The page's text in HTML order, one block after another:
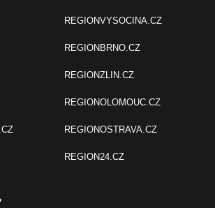
REGIONVYSOCINA.CZ
REGIONBRNO.CZ
REGIONZLIN.CZ
REGIONOLOMOUC.CZ
REGIONOSTRAVA.CZ
REGION24.CZ